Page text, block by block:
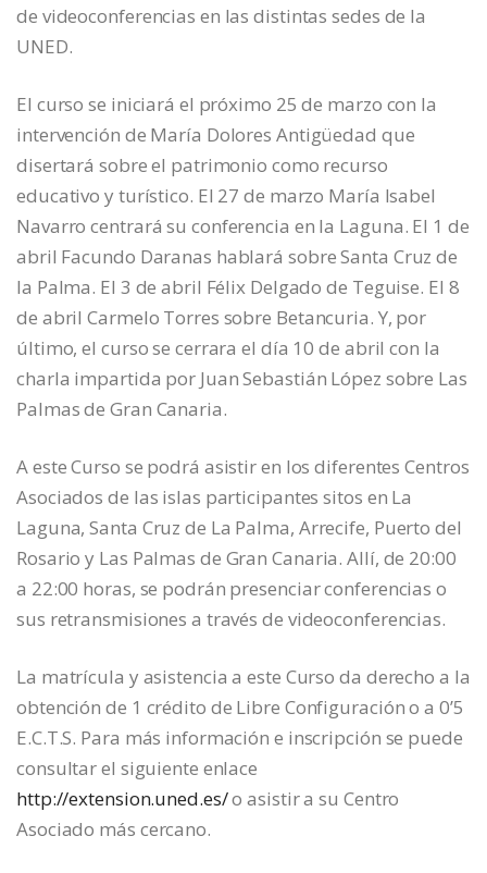
de videoconferencias en las distintas sedes de la
UNED.
El curso se iniciará el próximo 25 de marzo con la
intervención de María Dolores Antigüedad que
disertará sobre el patrimonio como recurso
educativo y turístico. El 27 de marzo María Isabel
Navarro centrará su conferencia en la Laguna. El 1 de
abril Facundo Daranas hablará sobre Santa Cruz de
la Palma. El 3 de abril Félix Delgado de Teguise. El 8
de abril Carmelo Torres sobre Betancuria. Y, por
último, el curso se cerrara el día 10 de abril con la
charla impartida por Juan Sebastián López sobre Las
Palmas de Gran Canaria.
A este Curso se podrá asistir en los diferentes Centros
Asociados de las islas participantes sitos en La
Laguna, Santa Cruz de La Palma, Arrecife, Puerto del
Rosario y Las Palmas de Gran Canaria. Allí, de 20:00
a 22:00 horas, se podrán presenciar conferencias o
sus retransmisiones a través de videoconferencias.
La matrícula y asistencia a este Curso da derecho a la
obtención de 1 crédito de Libre Configuración o a 0’5
E.C.T.S. Para más información e inscripción se puede
consultar el siguiente enlace
http://extension.uned.es/o asistir a su Centro
Asociado más cercano.